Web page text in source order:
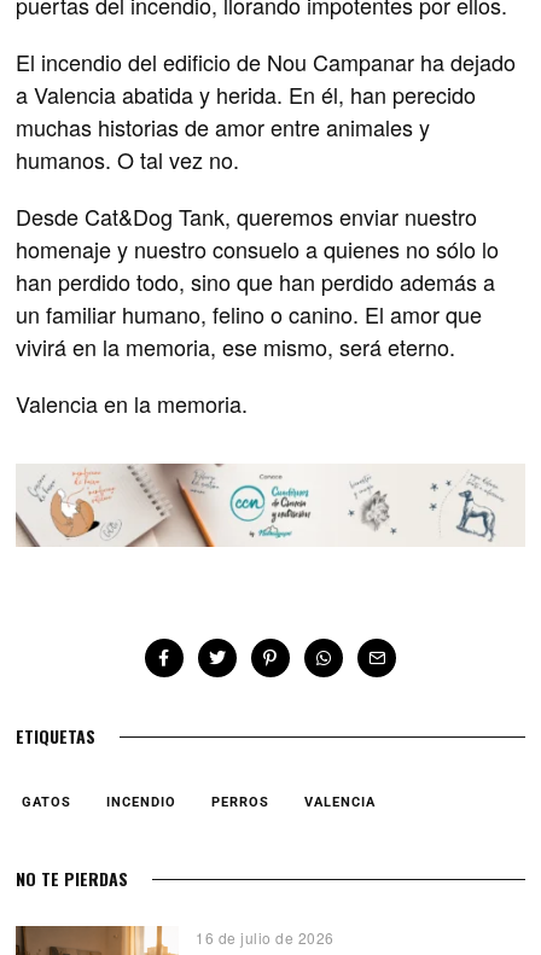
El incendio del edificio de Nou Campanar ha dejado
a Valencia abatida y herida. En él, han perecido
muchas historias de amor entre animales y
humanos. O tal vez no.
Desde Cat&Dog Tank, queremos enviar nuestro
homenaje y nuestro consuelo a quienes no sólo lo
han perdido todo, sino que han perdido además a
un familiar humano, felino o canino. El amor que
vivirá en la memoria, ese mismo, será eterno.
Valencia en la memoria.
ETIQUETAS
GATOS INCENDIO PERROS VALENCIA
NO TE PIERDAS
16 de julio de 2026